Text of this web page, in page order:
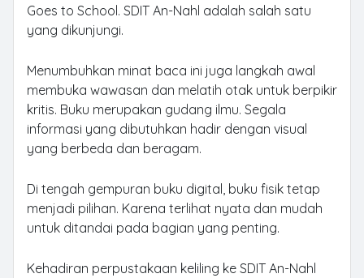
Goes to School. SDIT An-Nahl adalah salah satu
yang dikunjungi.
Menumbuhkan minat baca ini juga langkah awal
membuka wawasan dan melatih otak untuk berpikir
kritis. Buku merupakan gudang ilmu. Segala
informasi yang dibutuhkan hadir dengan visual
yang berbeda dan beragam.
Di tengah gempuran buku digital, buku fisik tetap
menjadi pilihan. Karena terlihat nyata dan mudah
untuk ditandai pada bagian yang penting.
Kehadiran perpustakaan keliling ke SDIT An-Nahl